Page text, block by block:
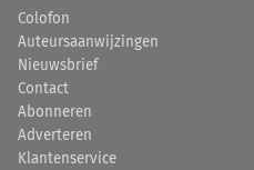
Colofon
Auteursaanwijzingen
Nieuwsbrief
Contact
Abonneren
Adverteren
Klantenservice